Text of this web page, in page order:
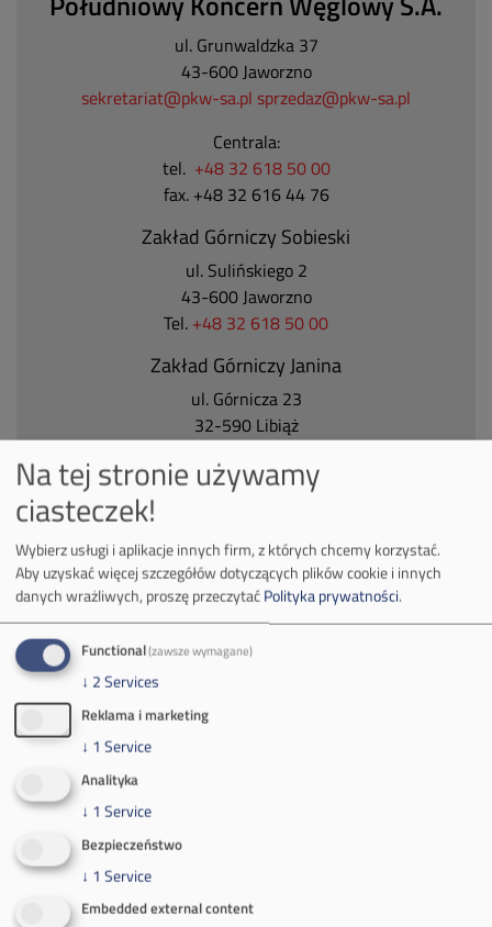
ul. Grunwaldzka 37
43-600 Jaworzno
sekretariat@pkw-sa.pl sprzedaz@pkw-sa.pl
Centrala:
tel. +48 32 618 50 00
fax. +48 32 616 44 76
Zakład Górniczy Sobieski
ul. Sulińskiego 2
43-600 Jaworzno
Tel. +48 32 618 50 00
Zakład Górniczy Janina
ul. Górnicza 23
32-590 Libiąż
Zakład Górniczy Brzeszcze
32-620 Brzeszcze
tel.+48 32 716 53 00
Kontakt dla mediów:
tel.:+48 32 618 56 02
(poniedziałek-piątek 7:00-15:00)
O Firmie
Na tej stronie używamy
ciasteczek!
Wybierz usługi i aplikacje innych firm, z których chcemy korzystać.
Aby uzyskać więcej szczegółów dotyczących plików cookie i innych
danych wrażliwych, proszę przeczytaćPolityka prywatności.
Functional(zawsze wymagane)
↓ 2Services
Reklama i marketing
↓ 1 Service
Analityka
↓ 1 Service
Bezpieczeństwo
↓ 1 Service
Embedded external content